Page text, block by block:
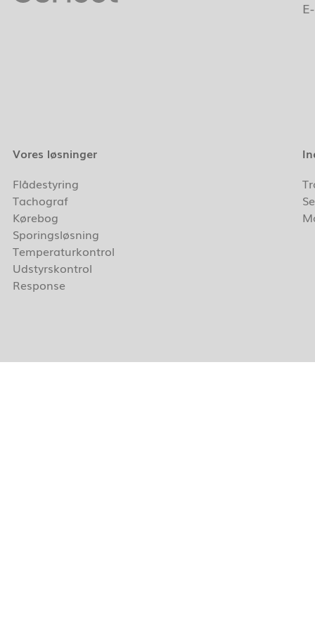
Vores løsninger
Flådestyring
Tachograf
Kørebog
Sporingsløsning
Temperaturkontrol
Udstyrskontrol
Response